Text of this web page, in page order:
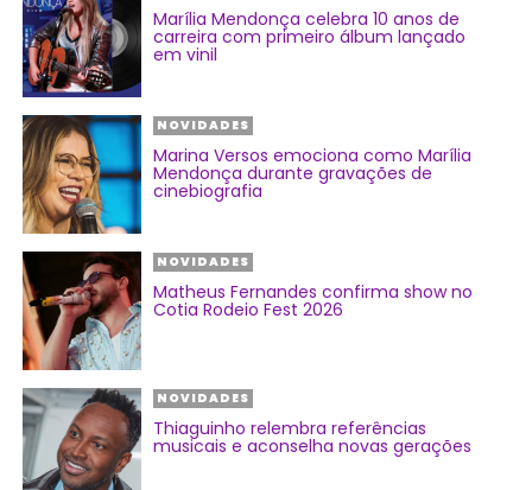
Marília Mendonça celebra 10 anos de
carreira com primeiro álbum lançado
em vinil
NOVIDADES
Marina Versos emociona como Marília
Mendonça durante gravações de
cinebiografia
NOVIDADES
Matheus Fernandes confirma show no
Cotia Rodeio Fest 2026
NOVIDADES
Thiaguinho relembra referências
musicais e aconselha novas gerações